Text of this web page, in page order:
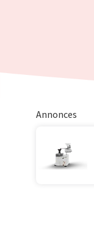
Annonces